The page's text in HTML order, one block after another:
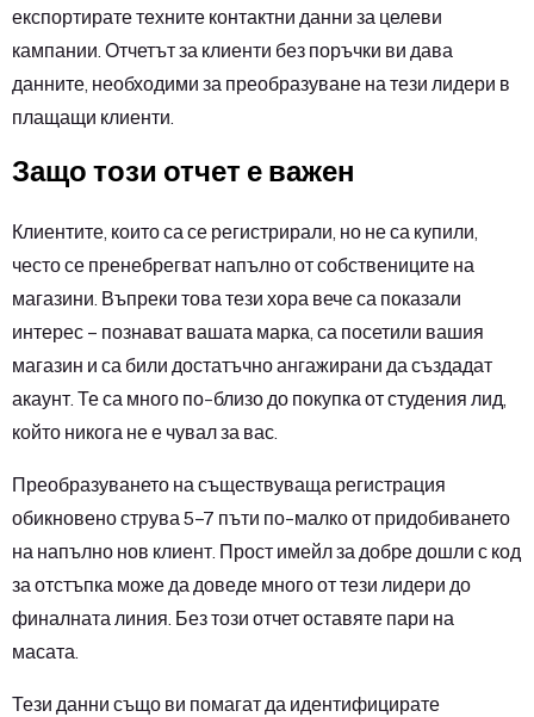
експортирате техните контактни данни за целеви
кампании. Отчетът за клиенти без поръчки ви дава
данните, необходими за преобразуване на тези лидери в
плащащи клиенти.
Защо този отчет е важен
Клиентите, които са се регистрирали, но не са купили,
често се пренебрегват напълно от собствениците на
магазини. Въпреки това тези хора вече са показали
интерес – познават вашата марка, са посетили вашия
магазин и са били достатъчно ангажирани да създадат
акаунт. Те са много по-близо до покупка от студения лид,
който никога не е чувал за вас.
Преобразуването на съществуваща регистрация
обикновено струва 5–7 пъти по-малко от придобиването
на напълно нов клиент. Прост имейл за добре дошли с код
за отстъпка може да доведе много от тези лидери до
финалната линия. Без този отчет оставяте пари на
масата.
Тези данни също ви помагат да идентифицирате